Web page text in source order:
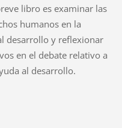
libro es examinar las
humanos en la
desarrollo y reflexionar
en el debate relativo a
al desarrollo.